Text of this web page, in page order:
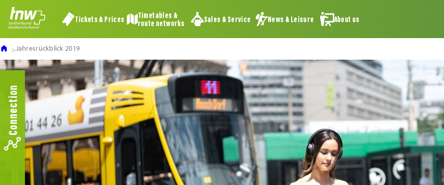
Tickets & Prices Timetables &
route networks Sales & Service News & Leisure About us
Connection
Jahresrückblick 2019